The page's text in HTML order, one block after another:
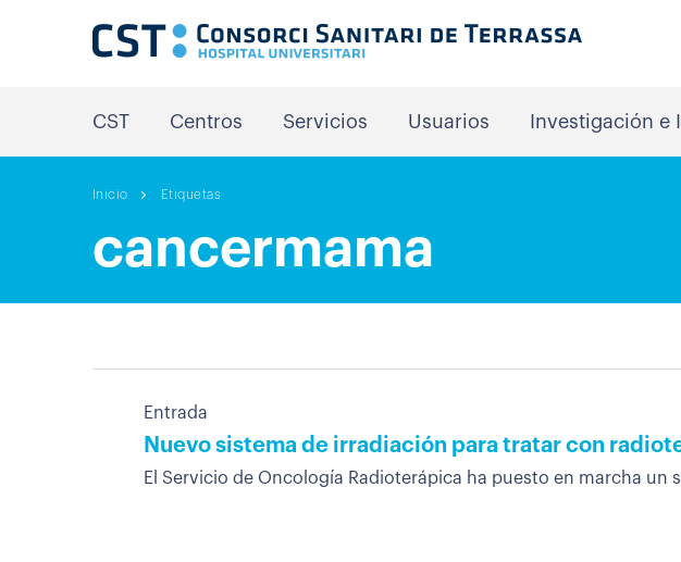
CST Centros Servicios Usuarios Investigación e
Inicio Etiquetas
cancermama
Entrada
Nuevo sistema de irradiación para tratar con
El Servicio de Oncología Radioterápica ha puesto en marcha